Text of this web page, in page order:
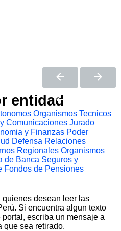
entidad
Organismos Tecnicos
Comunicaciones Jurado
y Finanzas Poder
Defensa Relaciones
Regionales Organismos
de Banca Seguros y
Fondos de Pensiones
quienes desean leer las
Si encuentra algun texto
escriba un mensaje a
que sea retirado.